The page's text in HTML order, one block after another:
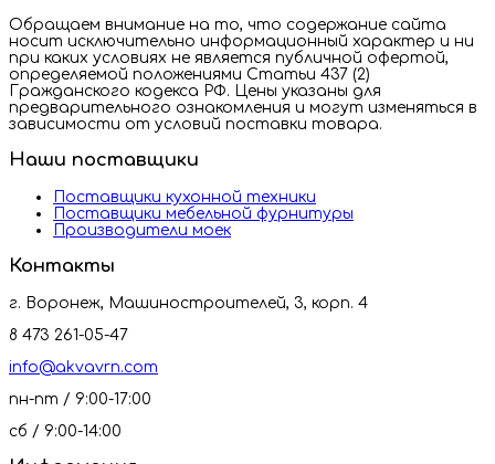
Обращаем внимание на то, что содержание сайта
носит исключительно информационный характер и ни
при каких условиях не является публичной офертой,
определяемой положениями Статьи 437 (2)
Гражданского кодекса РФ. Цены указаны для
предварительного ознакомления и могут изменяться в
зависимости от условий поставки товара.
Наши поставщики
Поставщики кухонной техники
Поставщики мебельной фурнитуры
Производители моек
Контакты
г. Воронеж, Машиностроителей, 3, корп. 4
8 473 261-05-47
info@akvavrn.com
пн-пт / 9:00-17:00
сб / 9:00-14:00